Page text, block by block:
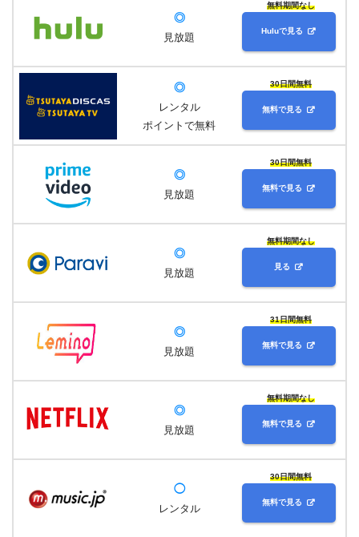
◎
見放題
無料期間なし
Huluで見る
◎
レンタル
ポイントで無料
30日間無料
無料で見る
◎
見放題
30日間無料
無料で見る
◎
見放題
無料期間なし
見る
◎
見放題
31日間無料
無料で見る
◎
見放題
無料期間なし
無料で見る
◯
レンタル
30日間無料
無料で見る